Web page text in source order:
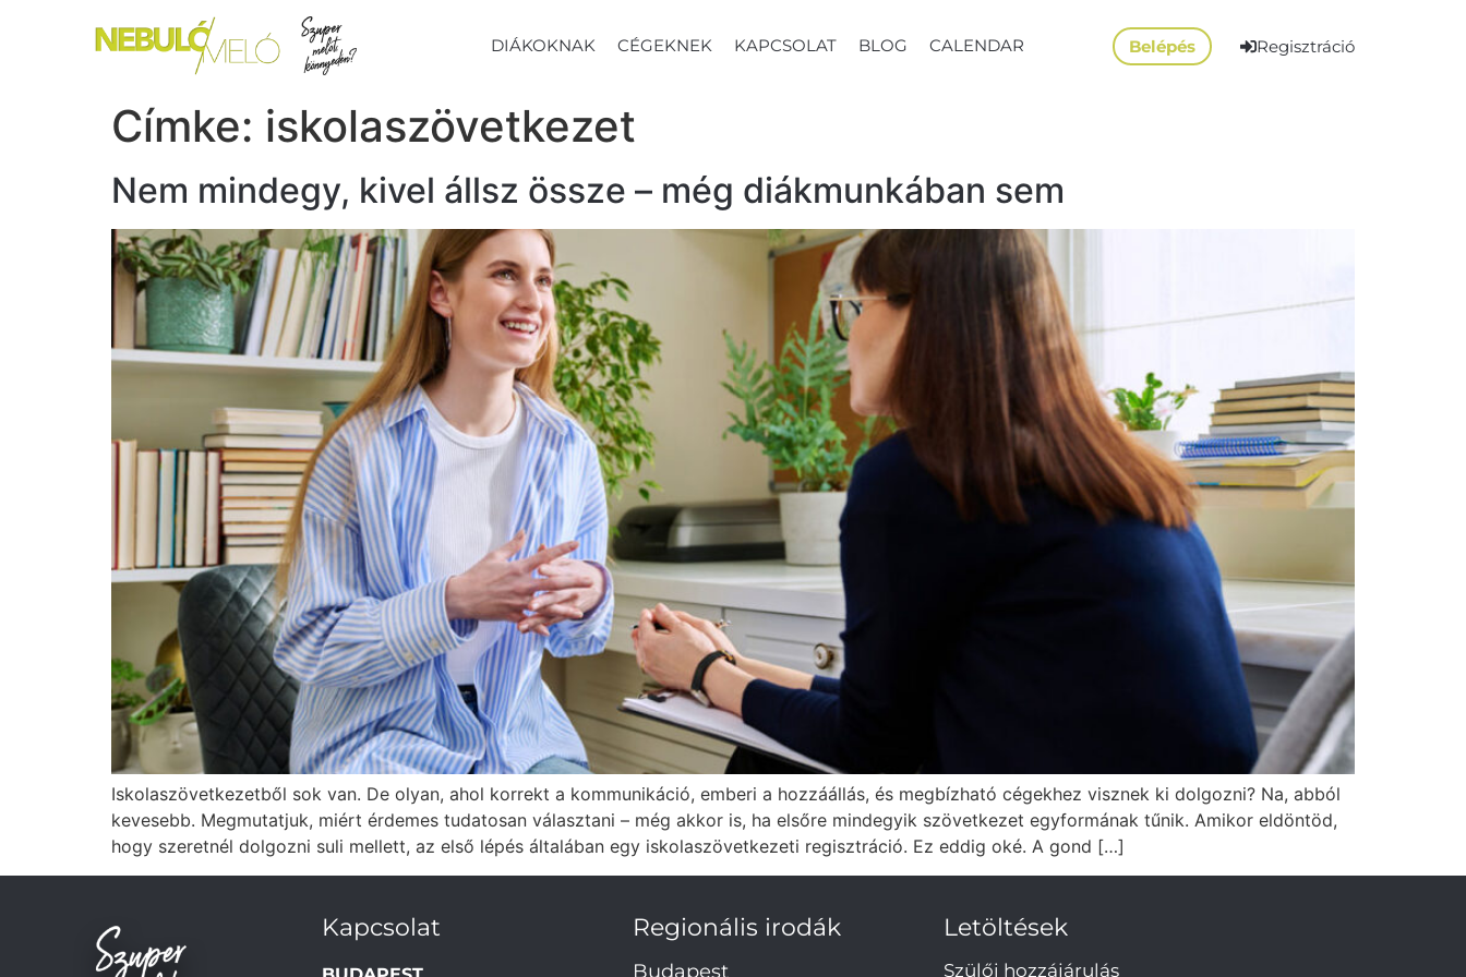
DIÁKOKNAK CÉGEKNEK KAPCSOLAT BLOG CALENDAR Belépés Regisztráció
Címke: iskolaszövetkezet
Nem mindegy, kivel állsz össze – még diákmunkában sem
Iskolaszövetkezetből sok van. De olyan, ahol korrekt a kommunikáció, emberi a hozzáállás, és megbízható cégekhez visznek ki dolgozni? Na, abból
kevesebb. Megmutatjuk, miért érdemes tudatosan választani – még akkor is, ha elsőre mindegyik szövetkezet egyformának tűnik. Amikor eldöntöd,
hogy szeretnél dolgozni suli mellett, az első lépés általában egy iskolaszövetkezeti regisztráció. Ez eddig oké. A gond […]
Kapcsolat Regionális irodák
Budapest
Letöltések
Szülői hozzájárulás